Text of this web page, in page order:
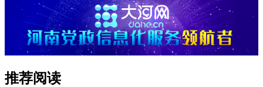
推荐阅读